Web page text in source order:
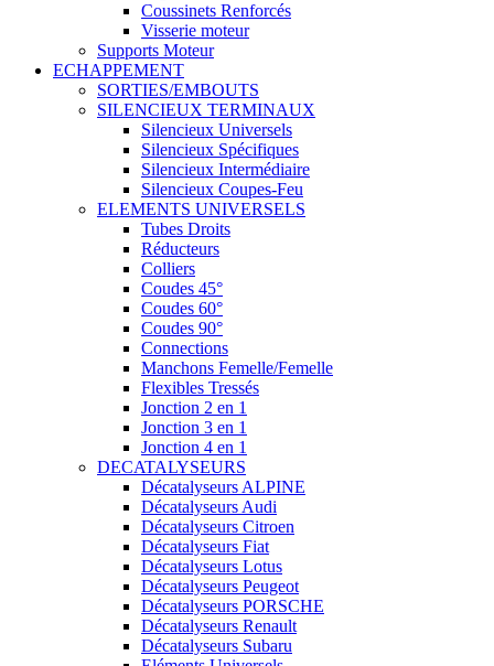
Coussinets Renforcés
Visserie moteur
Supports Moteur
ECHAPPEMENT
SORTIES/EMBOUTS
SILENCIEUX TERMINAUX
Silencieux Universels
Silencieux Spécifiques
Silencieux Intermédiaire
Silencieux Coupes-Feu
ELEMENTS UNIVERSELS
Tubes Droits
Réducteurs
Colliers
Coudes 45°
Coudes 60°
Coudes 90°
Connections
Manchons Femelle/Femelle
Flexibles Tressés
Jonction 2 en 1
Jonction 3 en 1
Jonction 4 en 1
DECATALYSEURS
Décatalyseurs ALPINE
Décatalyseurs Audi
Décatalyseurs Citroen
Décatalyseurs Fiat
Décatalyseurs Lotus
Décatalyseurs Peugeot
Décatalyseurs PORSCHE
Décatalyseurs Renault
Décatalyseurs Subaru